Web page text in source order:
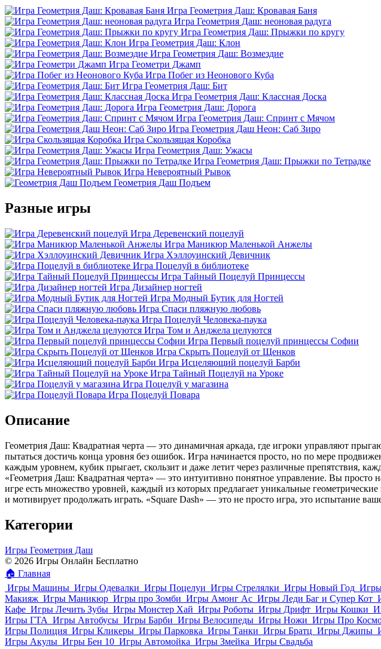
Игра Геометрия Даш: Кровавая Баня
Игра Геометрия Даш: неоновая радуга
Игра Геометрия Даш: Прыжки по кругу
Игра Геометрия Даш: Клон
Игра Геометрия Даш: Возмездие
Игра Геометри Джамп
Игра Побег из Неонового Куба
Игра Геометрия Даш: Бит
Игра Геометрия Даш: Классная Доска
Игра Геометрия Даш: Дорога
Игра Геометрия Даш: Спринт с Мячом
Игра Геометрия Даш Неон: Саб Зиро
Игра Скользящая Коробка
Игра Геометрия Даш: Ужасы
Игра Геометрия Даш: Прыжки по Тетрадке
Игра Невероятный Рывок
Геометрия Даш Подъем
Разные игры
Игра Деревенский поцелуй
Игра Маникюр Маленькой Анжелы
Игра Хэллоуинский Девичник
Игра Поцелуй в библиотеке
Игра Тайный Поцелуй Принцессы
Игра Дизайнер ногтей
Игра Модный Бутик для Ногтей
Игра Спаси пляжную любовь
Игра Поцелуй Человека-паука
Игра Том и Анджела целуются
Игра Первый поцелуй принцессы Софии
Игра Скрыть Поцелуй от Щенков
Игра Исцеляющий поцелуй Барби
Игра Тайный Поцелуй на Уроке
Игра Поцелуй у магазина
Игра Поцелуй Повара
Описание
Геометрия Даш: Квадратная черта — это динамичная аркада, где игроки управляют
пытаться достичь конца уровня без ошибок. Игра начинается просто, но по мере
каждым уровнем, кубик прыгает, скользит и даже летит через различные препятствия,
«Геометрия Даш: Квадратная черта» — это интуитивно понятное управление. Вы просто
игре есть множество уровней, каждый из которых предлагает уникальные
и мотивирует продолжать играть. «Square Dash» — это не просто игра, это испытание
Категории
Игры Геометрия Даш
© 2026 Игры Онлайн Бесплатно
🏠 Главная
Игры Машины Игры Одевалки Игры Поцелуи Игры Стрелялки Игры Новый Год
Макияж Игры Маникюр Игры про Зомби Игры Амонг Ас Игры Леди Баг и Супер Кот
Кафе Игры Лечить Зубы Игры Монстер Хай Игры Роботы Игры Дрифт Игры Кошки
Игры ГТА Игры Автобусы Игры Барби Игры Велосипеды Игры Ножи Игры Про
Игры Полиция Игры Кликеры Игры Парковка Игры Танки Игры Братц Игры Джипы
Игры Акулы Игры Бен 10 Игры Автомойка Игры Змейка Игры Свадьба